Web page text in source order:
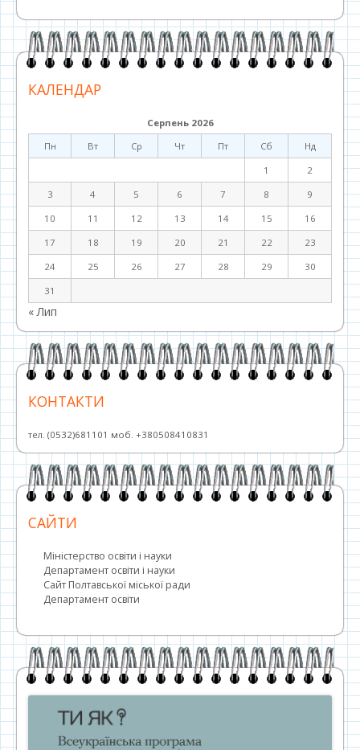
КАЛЕНДАР
Серпень 2026
Пн
Вт Ср Чт Пт Сб
Нд
1
2
3
4 5 6 7 8
9
10
11 12 13 14 15
16
17
18 19 20 21 22
23
24
25 26 27 28 29
30
31
« Лип
КОНТАКТИ
тел. (0532)681101 моб. +380508410831
САЙТИ
Міністерство освіти і науки
Департамент освіти і науки
Сайт Полтавської міської ради
Департамент освіти